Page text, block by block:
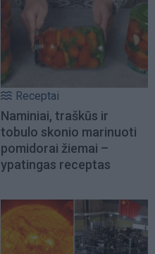
Receptai
Naminiai, traškūs ir
tobulo skonio marinuoti
pomidorai žiemai –
ypatingas receptas